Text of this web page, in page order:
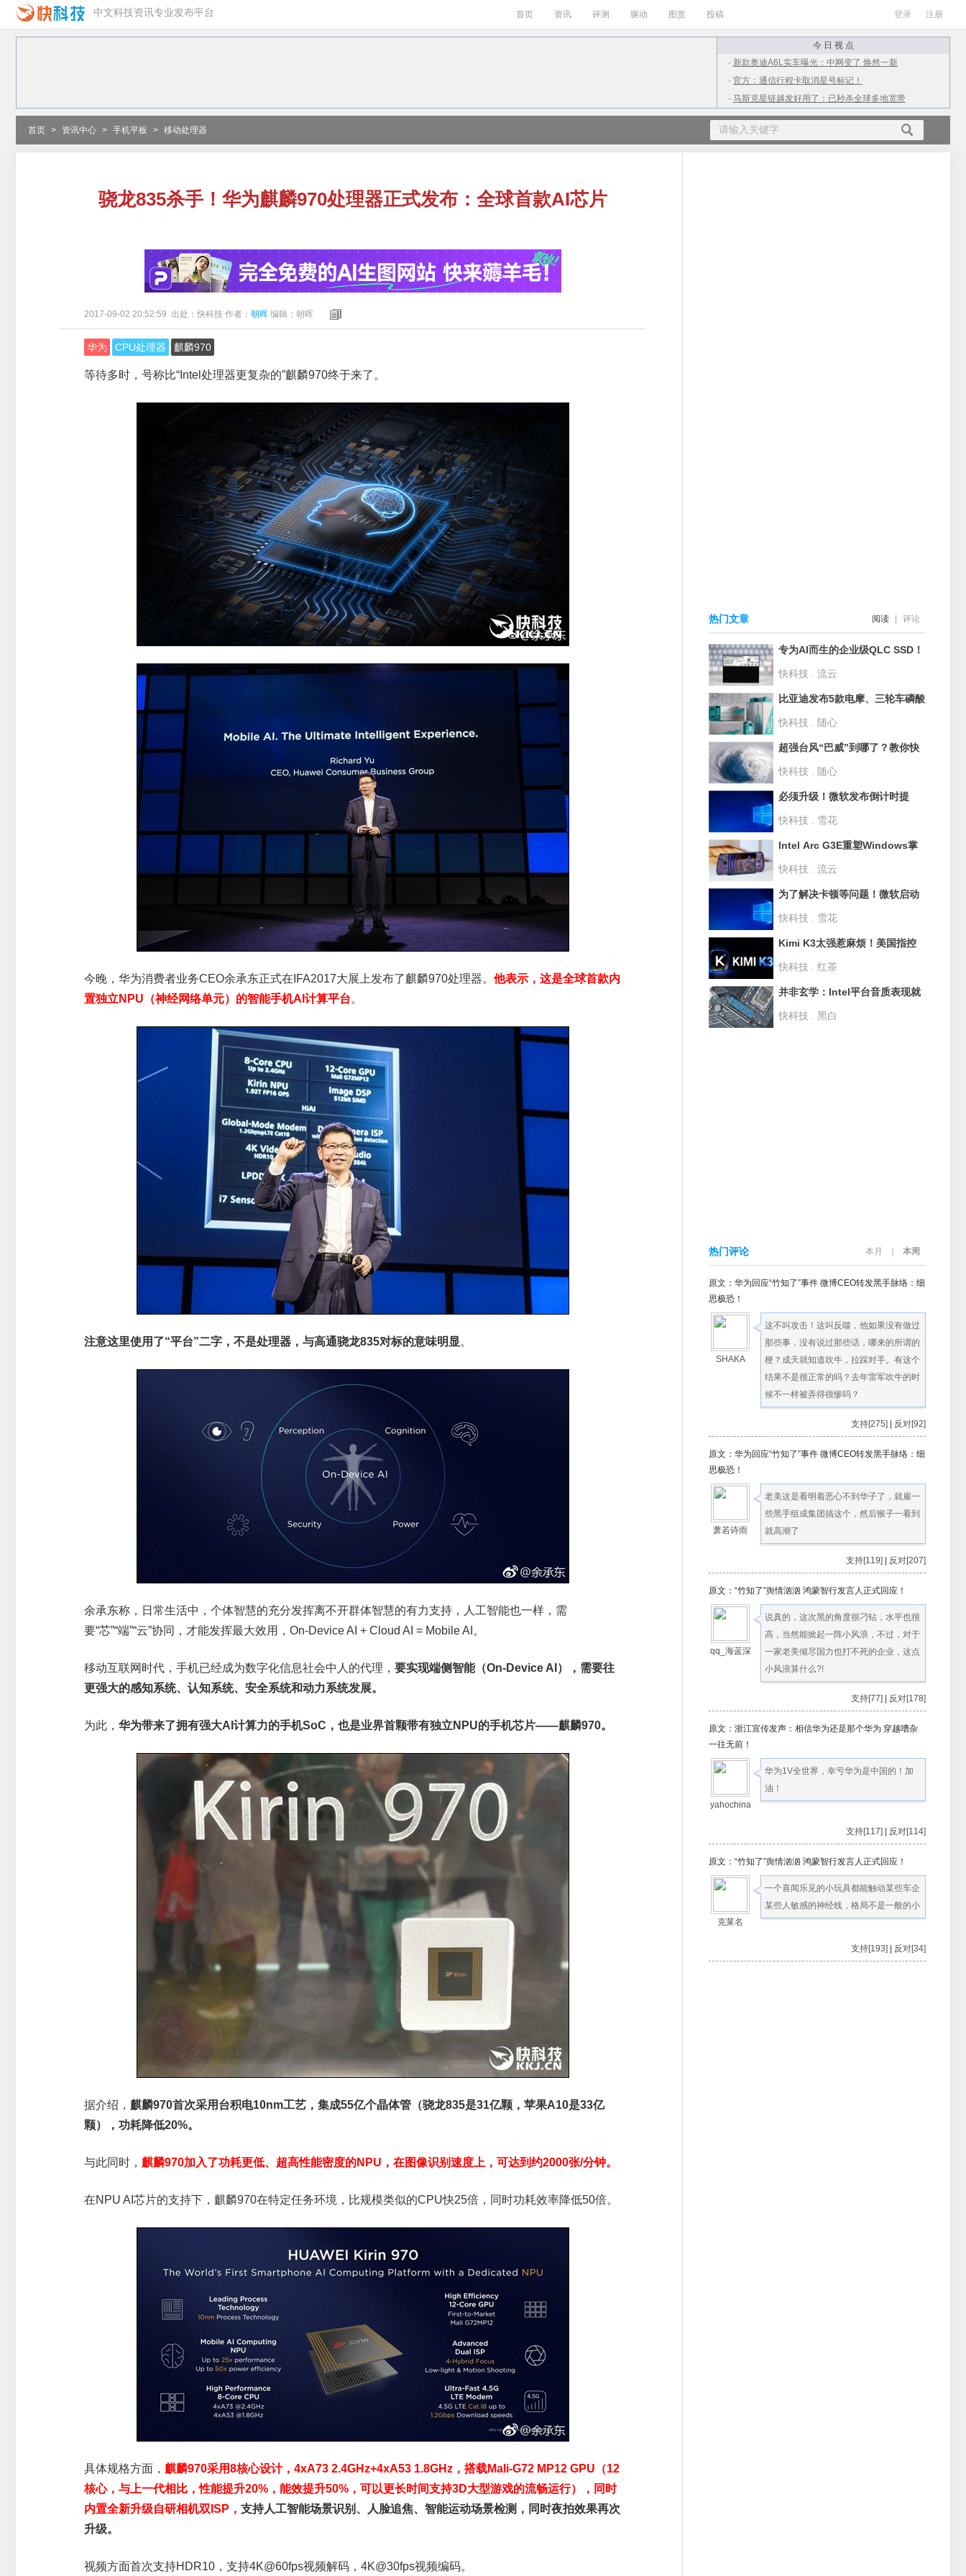
中文科技资讯专业发布平台 首页 资讯 评测 驱动 图赏 投稿 登录 注册
今 日 视 点
· 新款奥迪A6L实车曝光：中网变了 焕然一新
· 官方：通信行程卡取消星号标记！
· 马斯克星链越发好用了：已秒杀全球多地宽带
·ARM X3/A715/A510 CPU发布：最大12核
·从4千到2万！上半年值得购买的10款游戏本
·广电放号第二天：网友实测iPhone信号满格
首页 > 资讯中心 > 手机平板 > 移动处理器
骁龙835杀手！华为麒麟970处理器正式发布：全球首款AI芯片
2017-09-02 20:52:59 出处：快科技 作者： 朝晖 编辑：朝晖
华为 CPU处理器 麒麟970
等待多时，号称比“Intel处理器更复杂的”麒麟970终于来了。
今晚，华为消费者业务CEO余承东正式在IFA2017大展上发布了麒麟970处理器。 他表示，这是全球首款内
置独立NPU（神经网络单元）的智能手机AI计算平台。
注意这里使用了“平台”二字，不是处理器，与高通骁龙835对标的意味明显。
余承东称，日常生活中，个体智慧的充分发挥离不开群体智慧的有力支持，人工智能也一样，需
要“芯”“端”“云”协同，才能发挥最大效用，On-Device AI + Cloud AI = Mobile AI。 ​​​​
移动互联网时代，手机已经成为数字化信息社会中人的代理， 要实现端侧智能（On-Device AI），需要往
更强大的感知系统、认知系统、安全系统和动力系统发展。 ​​​​
为此， 华为带来了拥有强大AI计算力的手机SoC，也是业界首颗带有独立NPU的手机芯片——麒麟970。
据介绍， 麒麟970首次采用台积电10nm工艺，集成55亿个晶体管（骁龙835是31亿颗，苹果A10是33亿
颗），功耗降低20%。
与此同时， 麒麟970加入了功耗更低、超高性能密度的NPU，在图像识别速度上，可达到约2000张/分钟。
在NPU AI芯片的支持下，麒麟970在特定任务环境，比规模类似的CPU快25倍，同时功耗效率降低50倍。
具体规格方面， 麒麟970采用8核心设计，4xA73 2.4GHz+4xA53 1.8GHz，搭载Mali-G72 MP12 GPU（12
核心， 与上一代相比，性能提升20%，能效提升50%，可以更长时间支持3D大型游戏的流畅运行），同时
内置全新升级自研相机双ISP， 支持人工智能场景识别、人脸追焦、智能运动场景检测，同时夜拍效果再次
升级。
视频方面首次支持HDR10，支持4K@60fps视频解码，4K@30fps视频编码。
热门文章 阅读 评论
专为AI而生的企业级QLC SSD！
超过1PB的写入测试
快科技 . 流云
比亚迪发布5款电摩、三轮车磷酸
10年
快科技 . 随心
超强台风“巴威”到哪了？教你快
快科技 . 随心
必须升级！微软发布倒计时提
将停止支持
快科技 . 雪花
Intel Arc G3E重塑Windows掌
度评测：性能狂甩AMD 42% 续
航2倍于任天堂Switch
快科技 . 流云
为了解决卡顿等问题！微软启动
30年老旧代码
快科技 . 雪花
Kimi K3太强惹麻烦！美国指控
快科技 . 红茶
并非玄学：Intel平台音质表现就
快科技 . 黑白
热门评论 本月 本周
原文：华为回应“竹知了”事件 微博CEO转发黑手脉络：细
思极恐！
SHAKA
这不叫攻击！这叫反噬，他如果没有做过
那些事，没有说过那些话，哪来的所谓的
梗？成天就知道吹牛，拉踩对手。有这个
结果不是很正常的吗？去年雷军吹牛的时
候不一样被弄得很惨吗？
支持[275] 反对[92]
原文：华为回应“竹知了”事件 微博CEO转发黑手脉络：细
思极恐！
萧若诗雨
老美这是看明着恶心不到华子了，就雇一
些黑手组成集团搞这个，然后猴子一看到
就高潮了
支持[119] 反对[207]
原文：“竹知了”舆情汹汹 鸿蒙智行发言人正式回应！
qq_海蓝深
说真的，这次黑的角度很刁钻，水平也很
高，当然能掀起一阵小风浪，不过，对于
一家老美倾尽国力也打不死的企业，这点
小风浪算什么?!
支持[77] 反对[178]
原文：浙江宣传发声：相信华为还是那个华为 穿越嘈杂
一往无前！
yahochina
华为1V全世界，幸亏华为是中国的！加
油！
支持[117] 反对[114]
原文：“竹知了”舆情汹汹 鸿蒙智行发言人正式回应！
克莱名
一个喜闻乐见的小玩具都能触动某些车企
某些人敏感的神经线，格局不是一般的小
支持[193] 反对[34]